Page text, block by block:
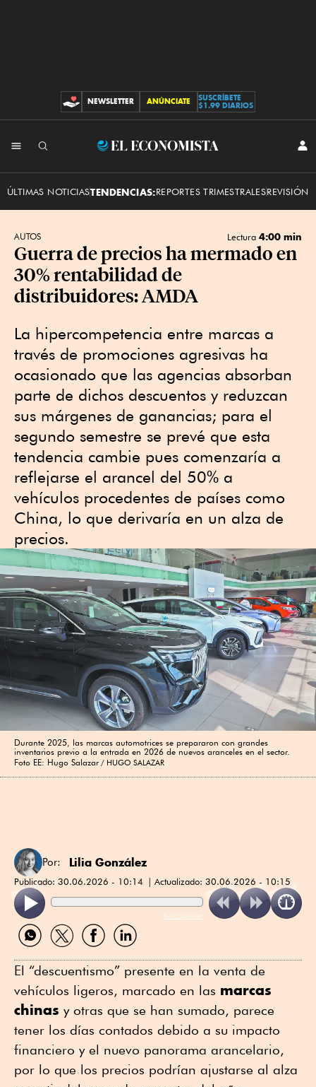
CONTRIBUCIONES
NEWSLETTER ANÚNCIATE
SUSCRÍBETE
$1.99 DIARIOS
El
ÚLTIMAS NOTICIASTENDENCIAS:REPORTES TRIMESTRALESREVISIÓN
AUTOS Lectura 4:00 min
Guerra de precios ha mermado en
30% rentabilidad de
distribuidores: AMDA
La hipercompetencia entre marcas a
través de promociones agresivas ha
ocasionado que las agencias absorban
parte de dichos descuentos y reduzcan
sus márgenes de ganancias; para el
segundo semestre se prevé que esta
tendencia cambie pues comenzaría a
reflejarse el arancel del 50% a
vehículos procedentes de países como
China, lo que derivaría en un alza de
precios.
Durante 2025, las marcas automotrices se prepararon con grandes
inventarios previo a la entrada en 2026 de nuevos aranceles en el sector.
Foto EE: Hugo Salazar
HUGO SALAZAR
Por: Lilia González
Publicado: 30.06.2026 - 10:14 Actualizado: 30.06.2026 - 10:15
ReadSpeaker
Compartir
por
Compartir
por
Compartir
por
Compartir
por
El “descuentismo” presente en la venta de
vehículos ligeros, marcado en las marcas
chinas y otras que se han sumado, parece
tener los días contados debido a su impacto
financiero y el nuevo panorama arancelario,
por lo que los precios podrían ajustarse al alza